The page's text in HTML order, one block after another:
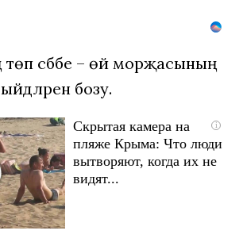
сәбәбе – өй морҗасының
бозу.
i
Скрытая камера на
пляже Крыма: Что люди
вытворяют, когда их не
видят...